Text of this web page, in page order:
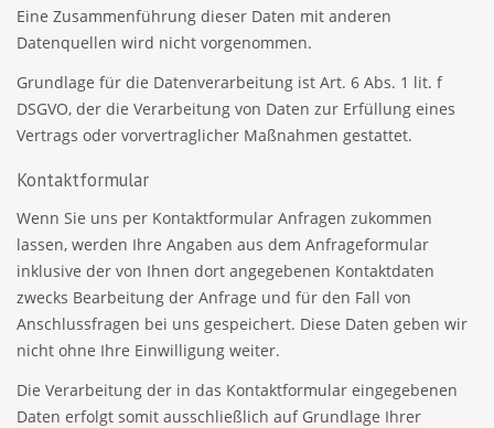
Eine Zusammenführung dieser Daten mit anderen
Datenquellen wird nicht vorgenommen.
Grundlage für die Datenverarbeitung ist Art. 6 Abs. 1 lit. f
DSGVO, der die Verarbeitung von Daten zur Erfüllung eines
Vertrags oder vorvertraglicher Maßnahmen gestattet.
Kontaktformular
Wenn Sie uns per Kontaktformular Anfragen zukommen
lassen, werden Ihre Angaben aus dem Anfrageformular
inklusive der von Ihnen dort angegebenen Kontaktdaten
zwecks Bearbeitung der Anfrage und für den Fall von
Anschlussfragen bei uns gespeichert. Diese Daten geben wir
nicht ohne Ihre Einwilligung weiter.
Die Verarbeitung der in das Kontaktformular eingegebenen
Daten erfolgt somit ausschließlich auf Grundlage Ihrer